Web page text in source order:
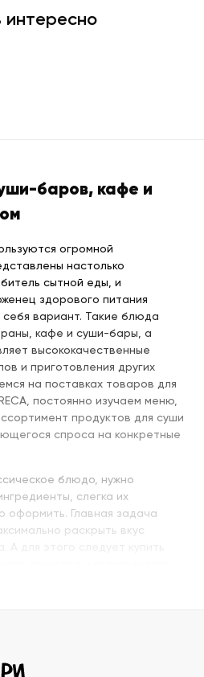
интересно
баров, кафе и
огромной
настолько
сытной еды, и
здорового питания
вариант. Такие блюда
кафе и суши-бары, а
высококачественные
и приготовления других
на поставках товаров для
постоянно изучаем меню,
продуктов для суши
спроса на конкретные
блюдо, нужно
слегка их
оформить. Главная задача
раскрыть вкус
каждого продукта, условия